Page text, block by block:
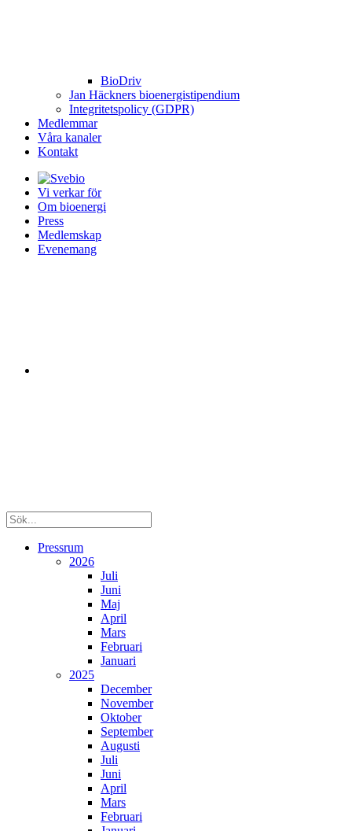
BioDriv
Jan Häckners bioenergistipendium
Integritetspolicy (GDPR)
Medlemmar
Våra kanaler
Kontakt
Vi verkar för
Om bioenergi
Press
Medlemskap
Evenemang
Pressrum
2026
Juli
Juni
Maj
April
Mars
Februari
Januari
2025
December
November
Oktober
September
Augusti
Juli
Juni
April
Mars
Februari